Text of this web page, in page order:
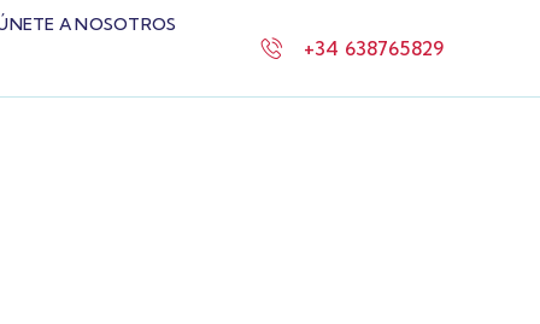
A NOSOTROS
+34 638765829